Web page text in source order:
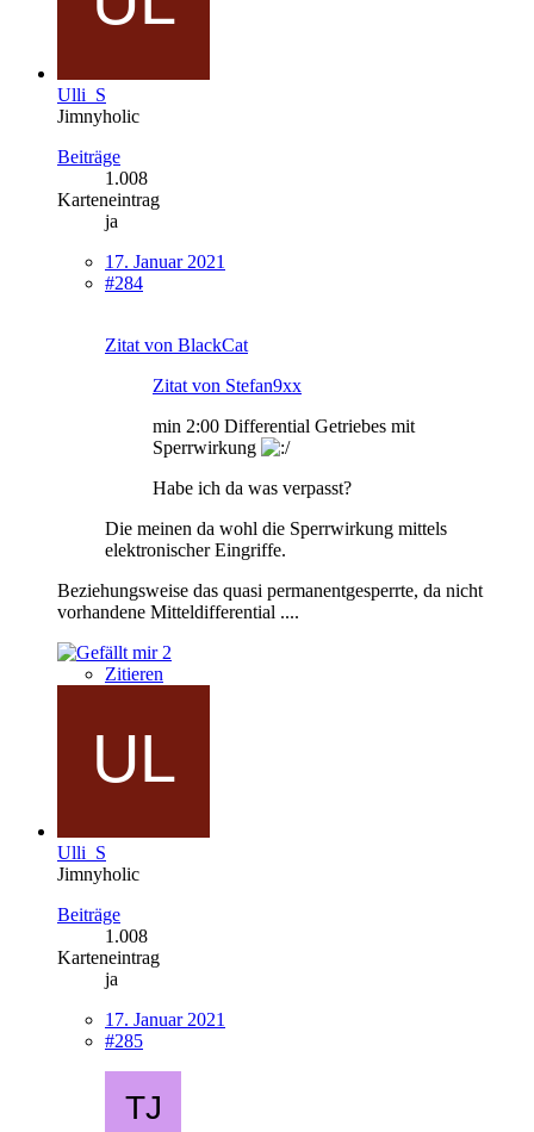
Ulli_S
Jimnyholic
Beiträge
1.008
Karteneintrag
ja
17. Januar 2021
#284
Zitat von BlackCat
Zitat von Stefan9xx
min 2:00 Differential Getriebes mit
Sperrwirkung
Habe ich da was verpasst?
Die meinen da wohl die Sperrwirkung mittels
elektronischer Eingriffe.
Beziehungsweise das quasi permanentgesperrte, da nicht
vorhandene Mitteldifferential ....
2
Zitieren
Ulli_S
Jimnyholic
Beiträge
1.008
Karteneintrag
ja
17. Januar 2021
#285